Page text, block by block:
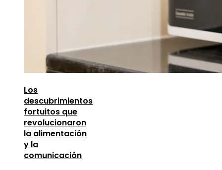
Los
descubrimientos
fortuitos que
revolucionaron
la alimentación
y la
comunicación